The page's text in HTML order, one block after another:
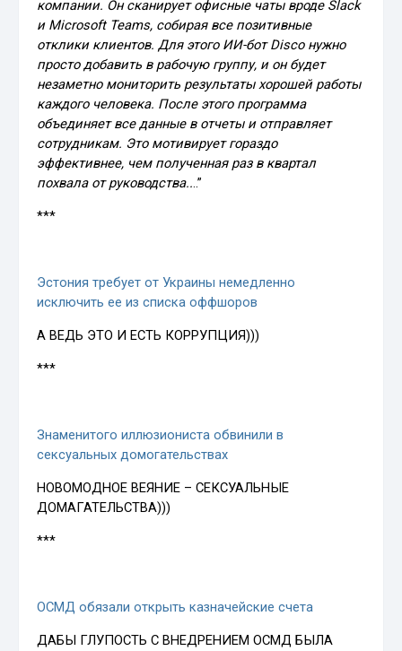
компании. Он сканирует офисные чаты вроде Slack
и Microsoft Teams, собирая все позитивные
отклики клиентов. Для этого ИИ-бот Disco нужно
просто добавить в рабочую группу, и он будет
незаметно мониторить результаты хорошей работы
каждого человека. После этого программа
объединяет все данные в отчеты и отправляет
сотрудникам. Это мотивирует гораздо
эффективнее, чем полученная раз в квартал
похвала от руководства....”
***
Эстония требует от Украины немедленно
исключить ее из списка оффшоров
А ВЕДЬ ЭТО И ЕСТЬ КОРРУПЦИЯ)))
***
Знаменитого иллюзиониста обвинили в
сексуальных домогательствах
НОВОМОДНОЕ ВЕЯНИЕ – СЕКСУАЛЬНЫЕ
ДОМАГАТЕЛЬСТВА)))
***
ОСМД обязали открыть казначейские счета
ДАБЫ ГЛУПОСТЬ С ВНЕДРЕНИЕМ ОСМД БЫЛА